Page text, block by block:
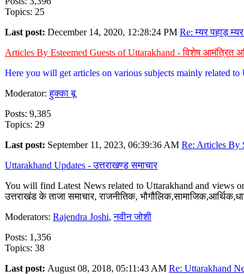
Topics: 25
Last post: December 14, 2020, 12:28:24 PM Re: म्यर पहाड़
Articles By Esteemed Guests of Uttarakhand - विशेष आमंत्रित
Here you will get articles on various subjects mainly related to
Moderator:हुक्का बू
Posts: 9,385
Topics: 29
Last post: September 11, 2023, 06:39:36 AM Re: Articles By
Uttarakhand Updates - उत्तराखण्ड समाचार
You will find Latest News related to Uttarakhand and views
उत्तराखंड के ताजा समाचार, राजनीतिक,
Moderators: Rajendra Joshi,नवीन जोशी
Posts: 1,356
Topics: 38
Last post: August 08, 2018, 05:11:43 AM Re: Uttarakhand